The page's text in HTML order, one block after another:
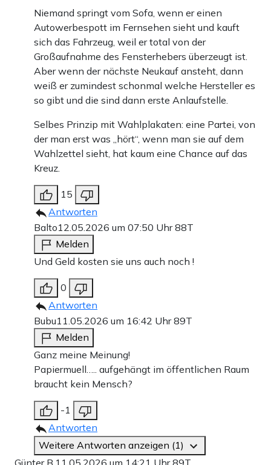
Niemand springt vom Sofa, wenn er einen
Autowerbespott im Fernsehen sieht und kauft
sich das Fahrzeug, weil er total von der
Großaufnahme des Fensterhebers überzeugt ist.
Aber wenn der nächste Neukauf ansteht, dann
weiß er zumindest schonmal welche Hersteller es
so gibt und die sind dann erste Anlaufstelle.
Selbes Prinzip mit Wahlplakaten: eine Partei, von
der man erst was „hört“, wenn man sie auf dem
Wahlzettel sieht, hat kaum eine Chance auf das
Kreuz.
15
Antworten
Balto12.05.2026 um 07:50 Uhr88T
Melden
Und Geld kosten sie uns auch noch !
0
Antworten
Bubu11.05.2026 um 16:42 Uhr89T
Melden
Ganz meine Meinung!
Papiermuell….. aufgehängt im öffentlichen Raum
braucht kein Mensch?
-1
Antworten
Weitere Antworten anzeigen (1)
Günter B. 11.05.2026 um 14:21 Uhr89T